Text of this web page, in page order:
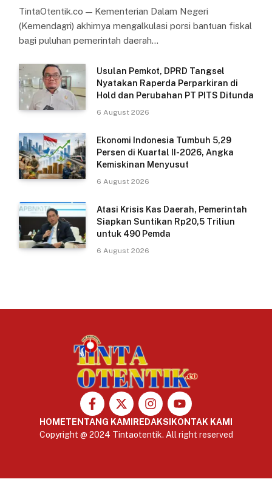
TintaOtentik.co — Kementerian Dalam Negeri
(Kemendagri) akhirnya mengalkulasi porsi bantuan fiskal
bagi puluhan pemerintah daerah…
Usulan Pemkot, DPRD Tangsel
Nyatakan Raperda Perparkiran di
Hold dan Perubahan PT PITS Ditunda
6 August 2026
Ekonomi Indonesia Tumbuh 5,29
Persen di Kuartal II-2026, Angka
Kemiskinan Menyusut
6 August 2026
Atasi Krisis Kas Daerah, Pemerintah
Siapkan Suntikan Rp20,5 Triliun
untuk 490 Pemda
6 August 2026
HOMETENTANG KAMI REDAKSI KONTAK KAMI
Copyright @ 2024 Tintaotentik. All right reserved